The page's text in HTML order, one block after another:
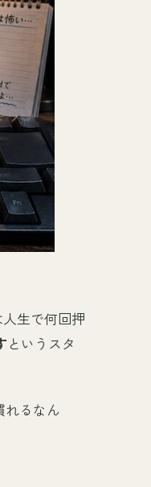
生で何回押
というスタ
れるなん